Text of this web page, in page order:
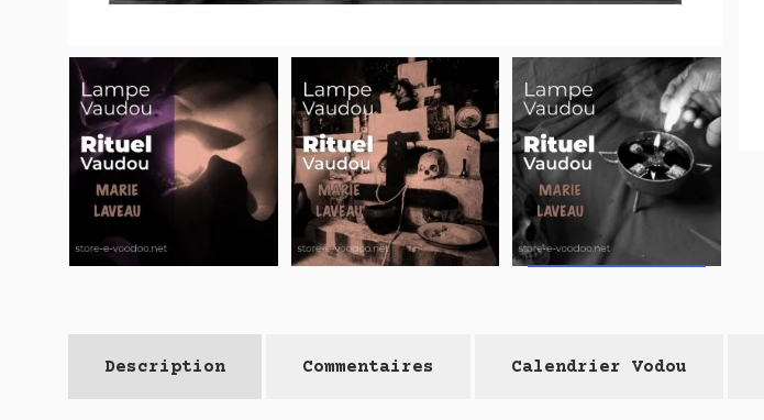
Description Commentaires Calendrier Vodou